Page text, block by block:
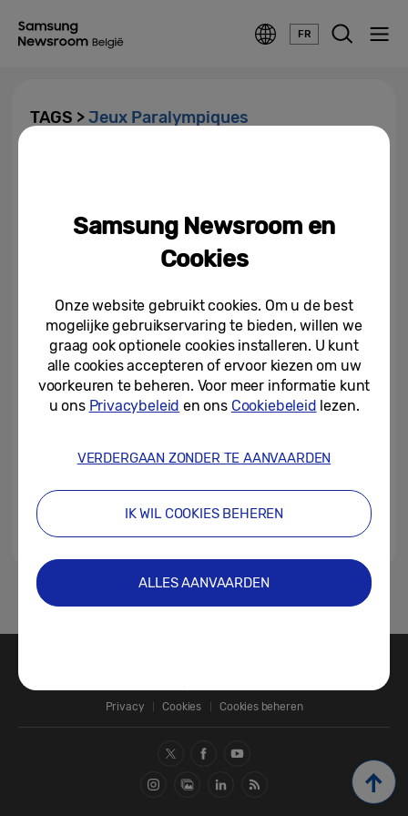
FR
TAGS >Jeux Paralympiques
18-04-2024
Privacy
Cookies Cookies beheren
Samsung Newsroom en
Cookies
Onze website gebruikt cookies. Om u de best
mogelijke gebruikservaring te bieden, willen we
graag ook optionele cookies installeren. U kunt
alle cookies accepteren of ervoor kiezen om uw
voorkeuren te beheren. Voor meer informatie kunt
u ons Privacybeleid en ons Cookiebeleid lezen.
VERDERGAAN ZONDER TE AANVAARDEN
IK WIL COOKIES BEHEREN
ALLES AANVAARDEN